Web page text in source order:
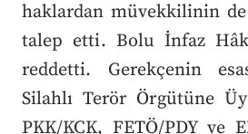
haklardan müvekkilinin de
talep etti. Bolu İnfaz
reddetti. Gerekçenin
Silahlı Terör Örgütüne
PKK/KCK, FETÖ/PDY ve